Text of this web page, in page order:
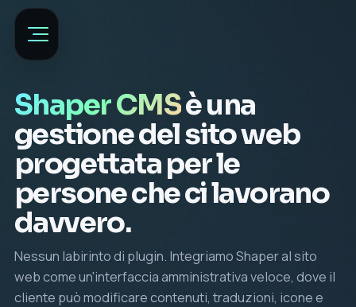
Shaper CMSè una
gestione del sito web
progettata per le
persone che ci lavorano
davvero.
Nessun labirinto di plugin. Integriamo Shaper al sito
web come un'interfaccia amministrativa veloce, dove il
cliente può modificare contenuti, traduzioni, icone e